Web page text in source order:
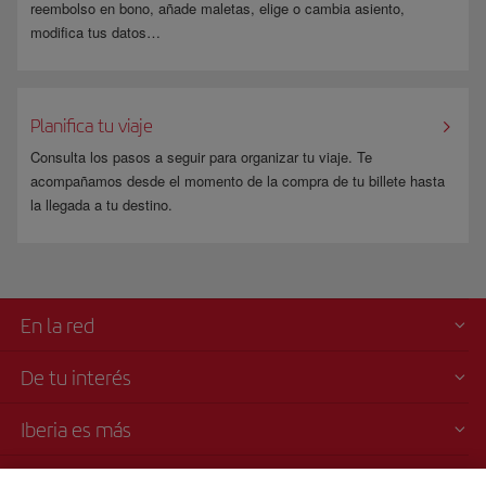
reembolso en bono, añade maletas, elige o cambia asiento,
modifica tus datos…
Planifica tu viaje
Consulta los pasos a seguir para organizar tu viaje. Te
acompañamos desde el momento de la compra de tu billete hasta
la llegada a tu destino.
En la red
De tu interés
Iberia es más